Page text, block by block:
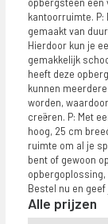
kantoorruimte.
gemaakt van
Hierdoor kun je
gemakkelijk
heeft deze
kunnen
worden,
creëren. P: Met
hoog, 25 cm
ruimte om al je
bent of gewoon
opbergoplossing,
Bestel nu en
Alle prijzen